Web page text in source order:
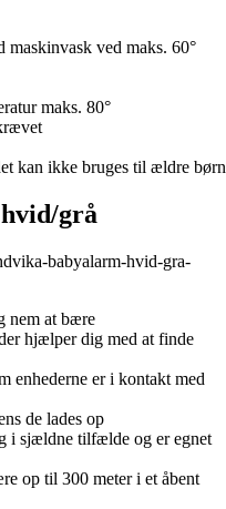
maskinvask ved maks. 60°
maks. 80°
kan ikke bruges til ældre børn
grå
babyalarm-hvid-gra-
nem at bære
hjælper dig med at finde
enhederne er i kontakt med
de lades op
i sjældne tilfælde og er egnet
op til 300 meter i et åbent